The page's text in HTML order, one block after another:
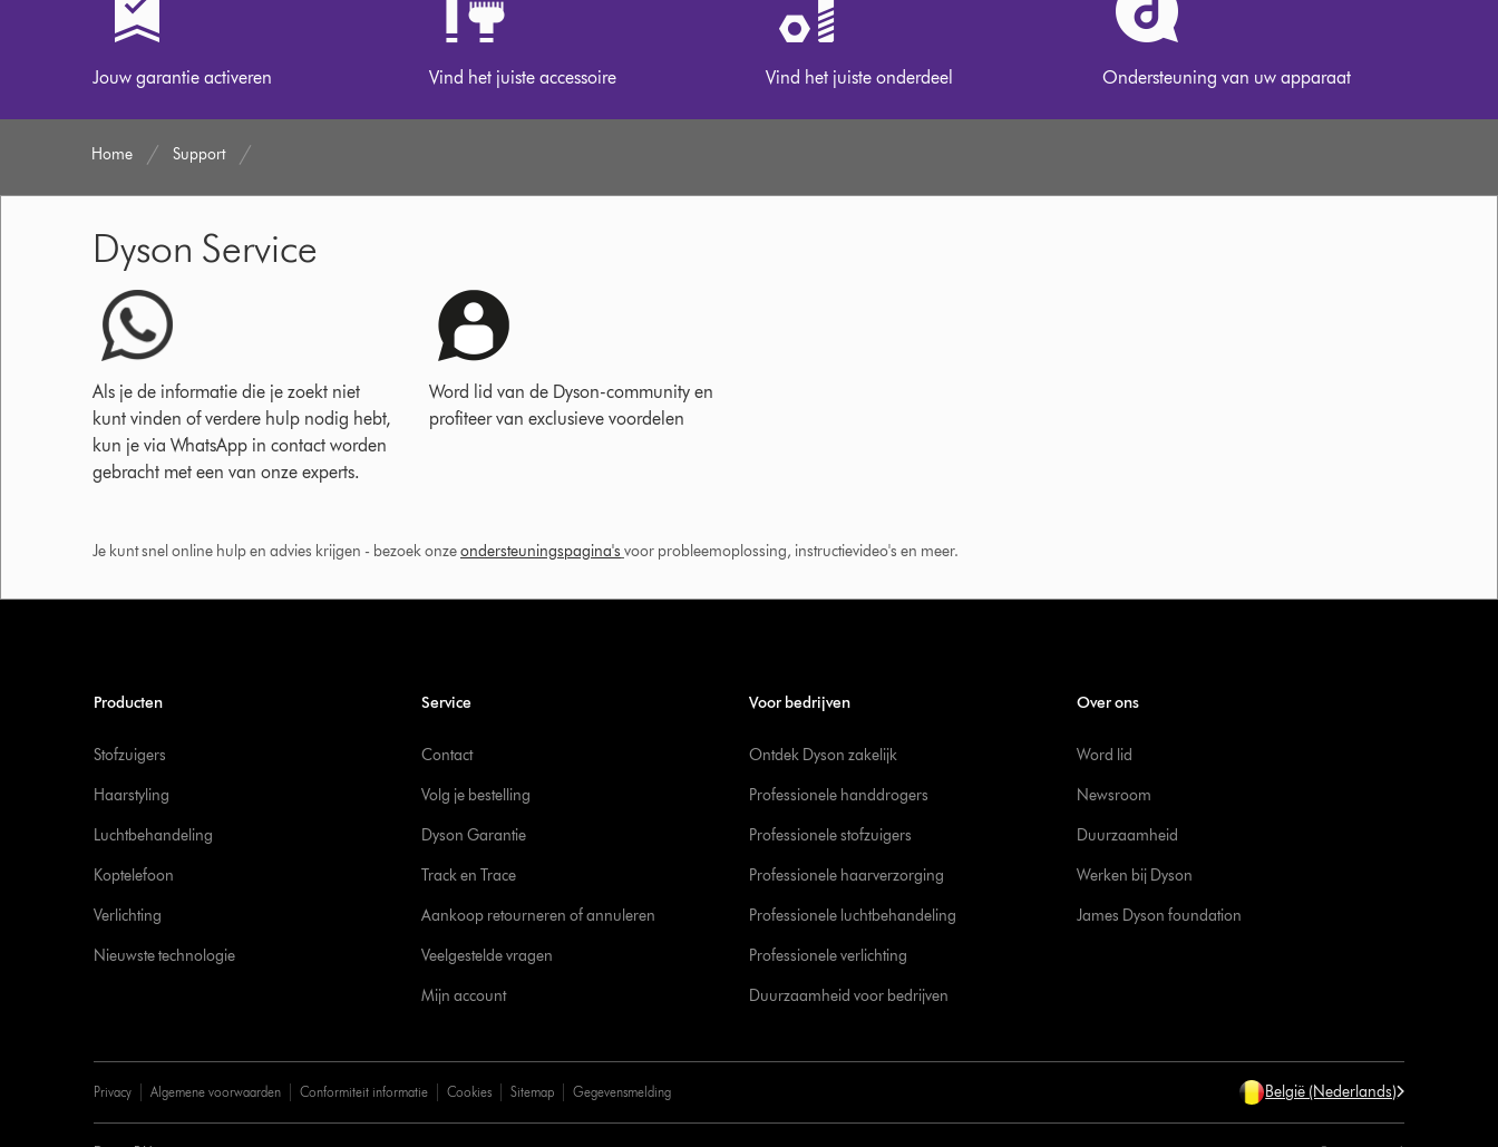
Jouw garantie activeren Vind het juiste accessoire Vind het juiste onderdeel Ondersteuning van uw apparaat
Home Support
Dyson Service
Als je de informatie die je zoekt niet
kunt vinden of verdere hulp nodig hebt,
kun je via WhatsApp in contact worden
gebracht met een van onze experts.
Word lid van de Dyson-community en
profiteer van exclusieve voordelen
Je kunt snel online hulp en advies krijgen - bezoek onzeondersteuningspagina's voor probleemoplossing, instructievideo's en meer.
Producten
Stofzuigers
Haarstyling
Luchtbehandeling
Koptelefoon
Verlichting
Nieuwste technologie
Service
Contact
Volg je bestelling
Dyson Garantie
Track en Trace
Aankoop retourneren of annuleren
Veelgestelde vragen
Mijn account
Voor bedrijven
Ontdek Dyson zakelijk
Professionele handdrogers
Professionele stofzuigers
Professionele haarverzorging
Professionele luchtbehandeling
Professionele verlichting
Duurzaamheid voor bedrijven
Over ons
Word lid
Newsroom
Duurzaamheid
Werken bij Dyson
James Dyson foundation
Privacy Algemene voorwaarden Conformiteit informatie Cookies Sitemap Gegevensmelding België (Nederlands)